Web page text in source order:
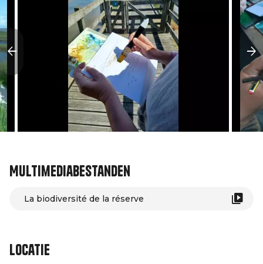
Multimediabestanden
La biodiversité de la réserve
Locatie